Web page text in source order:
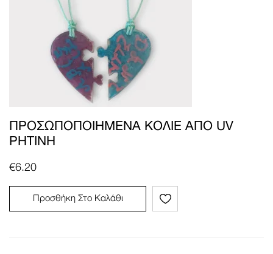
ΠΡΟΣΩΠΟΠΟΙΗΜΈΝΑ ΚΟΛΙΈ ΑΠΌ UV
ΡΗΤΊΝΗ
€6.20
Προσθήκη Στο Καλάθι